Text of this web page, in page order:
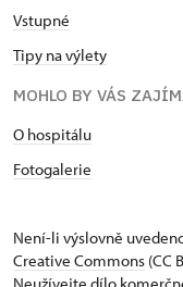
Vstupné
Tipy na výlety
MOHLO BY VÁS
O hospitálu
Fotogalerie
Není-li výslovně
Creative Commons (CC